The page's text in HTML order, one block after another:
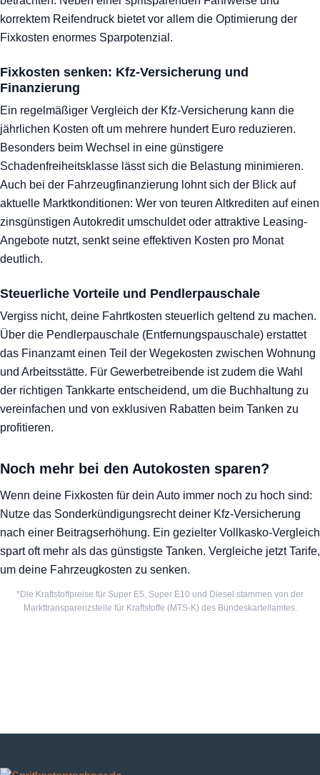
korrektem Reifendruck bietet vor allem die Optimierung der
Fixkosten enormes Sparpotenzial.
Fixkosten senken: Kfz-Versicherung und
Finanzierung
Ein regelmäßiger Vergleich der Kfz-Versicherung kann die
jährlichen Kosten oft um mehrere hundert Euro reduzieren.
Besonders beim Wechsel in eine günstigere
Schadenfreiheitsklasse lässt sich die Belastung minimieren.
Auch bei der Fahrzeugfinanzierung lohnt sich der Blick auf
aktuelle Marktkonditionen: Wer von teuren Altkrediten auf einen
zinsgünstigen Autokredit umschuldet oder attraktive Leasing-
Angebote nutzt, senkt seine effektiven Kosten pro Monat
deutlich.
Steuerliche Vorteile und Pendlerpauschale
Vergiss nicht, deine Fahrtkosten steuerlich geltend zu machen.
Über die Pendlerpauschale (Entfernungspauschale) erstattet
das Finanzamt einen Teil der Wegekosten zwischen Wohnung
und Arbeitsstätte. Für Gewerbetreibende ist zudem die Wahl
der richtigen Tankkarte entscheidend, um die Buchhaltung zu
vereinfachen und von exklusiven Rabatten beim Tanken zu
profitieren.
Noch mehr bei den Autokosten sparen?
Wenn deine Fixkosten für dein Auto immer noch zu hoch sind:
Nutze das Sonderkündigungsrecht deiner Kfz-Versicherung
nach einer Beitragserhöhung. Ein gezielter Vollkasko-Vergleich
spart oft mehr als das günstigste Tanken. Vergleiche jetzt Tarife,
um deine Fahrzeugkosten zu senken.
*Die Kraftstoffpreise für Super E5, Super E10 und Diesel stammen von der
Markttransparenzstelle für Kraftstoffe (MTS-K) des Bundeskartellamtes.